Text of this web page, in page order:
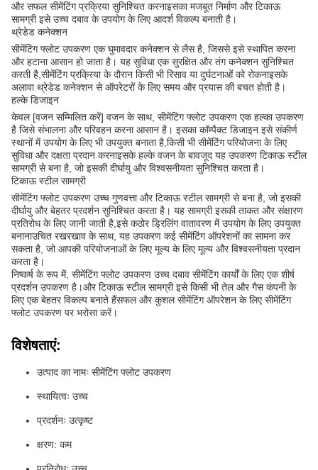
और सफल सीमेंटिंग प्रक्रिया सुनिश्चित करनाइसका मजबूत निर्माण और टिकाऊ
सामग्री इसे उच्च दबाव के उपयोग के लिए आदर्श विकल्प बनाती है।
थ्रेडेड कनेक्शन
सीमेंटिंग फ्लोट उपकरण एक घुमावदार कनेक्शन से लैस है, जिससे इसे स्थापित करना
और हटाना आसान हो जाता है। यह सुविधा एक सुरक्षित और तंग कनेक्शन सुनिश्चित
करती है,सीमेंटिंग प्रक्रिया के दौरान किसी भी रिसाव या दुर्घटनाओं को रोकनाइसके
अलावा थ्रेडेड कनेक्शन से ऑपरेटरों के लिए समय और प्रयास की बचत होती है।
हल्के डिजाइन
केवल [वजन सम्मिलित करें] वजन के साथ, सीमेंटिंग फ्लोट उपकरण एक हल्का उपकरण
है जिसे संभालना और परिवहन करना आसान है। इसका कॉम्पैक्ट डिजाइन इसे संकीर्ण
स्थानों में उपयोग के लिए भी उपयुक्त बनाता है,किसी भी सीमेंटिंग परियोजना के लिए
सुविधा और दक्षता प्रदान करनाइसके हल्के वजन के बावजूद यह उपकरण टिकाऊ स्टील
सामग्री से बना है, जो इसकी दीर्घायु और विश्वसनीयता सुनिश्चित करता है।
टिकाऊ स्टील सामग्री
सीमेंटिंग फ्लोट उपकरण उच्च गुणवत्ता और टिकाऊ स्टील सामग्री से बना है, जो इसकी
दीर्घायु और बेहतर प्रदर्शन सुनिश्चित करता है। यह सामग्री इसकी ताकत और संक्षारण
प्रतिरोध के लिए जानी जाती है,इसे कठोर ड्रिलिंग वातावरण में उपयोग के लिए उपयुक्त
बनानाउचित रखरखाव के साथ, यह उपकरण कई सीमेंटिंग ऑपरेशनों का सामना कर
सकता है, जो आपकी परियोजनाओं के लिए मूल्य के लिए मूल्य और विश्वसनीयता प्रदान
करता है।
निष्कर्ष के रूप में, सीमेंटिंग फ्लोट उपकरण उच्च दबाव सीमेंटिंग कार्यों के लिए एक शीर्ष
प्रदर्शन उपकरण है।और टिकाऊ स्टील सामग्री इसे किसी भी तेल और गैस कंपनी के
लिए एक बेहतर विकल्प बनाते हैंसफल और कुशल सीमेंटिंग ऑपरेशन के लिए सीमेंटिंग
फ्लोट उपकरण पर भरोसा करें।
विशेषताएं:
उत्पाद का नामः सीमेंटिंग फ्लोट उपकरण
स्थायित्वः उच्च
प्रदर्शनः उत्कृष्ट
क्षरण: कम